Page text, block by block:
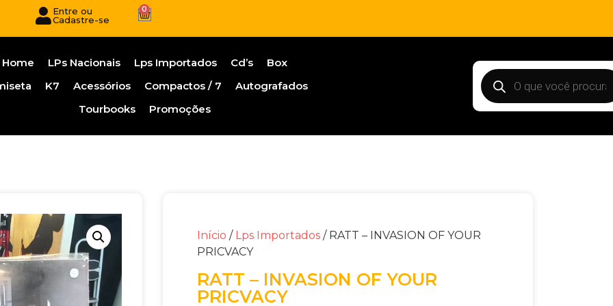
Entre ou
Cadastre-se
0
Home LPs Nacionais Lps Importados Cd’s
Box
K7 Acessórios Compactos / 7
Autografados
Tourbooks
Promoções
Início / Lps Importados/ RATT – INVASION OF YOUR
PRICVACY
RATT – INVASION OF YOUR
PRICVACY